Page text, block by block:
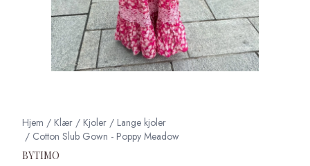
Hjem / Klær / Kjoler / Lange kjoler
/ Cotton Slub Gown - Poppy Meadow
BYTIMO